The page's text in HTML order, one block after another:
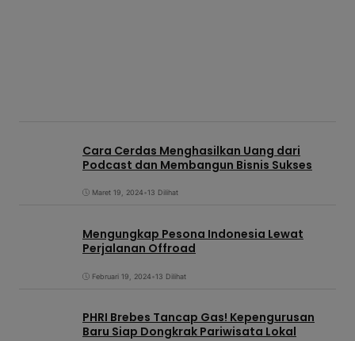
Cara Cerdas Menghasilkan Uang dari
Podcast dan Membangun Bisnis Sukses
Maret 19, 2024•13 Dilihat
Mengungkap Pesona Indonesia Lewat
Perjalanan Offroad
Februari 19, 2024•13 Dilihat
PHRI Brebes Tancap Gas! Kepengurusan
Baru Siap Dongkrak Pariwisata Lokal